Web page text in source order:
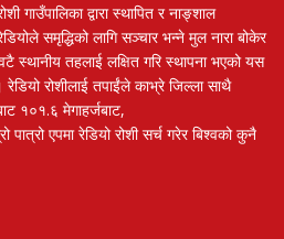
गाउँपालिका द्वारा स्थापित र नाङ्शाल
समृद्धिको लागि सञ्चार भन्ने मुल नारा बोकेर
स्थानीय तहलाई लक्षित गरि स्थापना भएको यस
रोशीलाई तपाईंले काभ्रे जिल्ला साथै
१०१.६ मेगाहर्जबाट,
एपमा रेडियो रोशी सर्च गरेर बिश्वको कुनै